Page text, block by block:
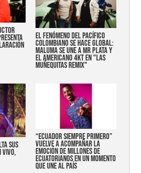
EL FENÓMENO DEL PACÍFICO
COLOMBIANO SE HACE GLOBAL:
MALUMA SE UNE A MR PLATA Y
EL AMERICANO 4KT EN "LAS
MUÑEQUITAS REMIX"
sus
vivo,
“Ecuador siempre primero”
vuelve a acompañar la
emoción de millones de
ecuatorianos en un momento
que une al país